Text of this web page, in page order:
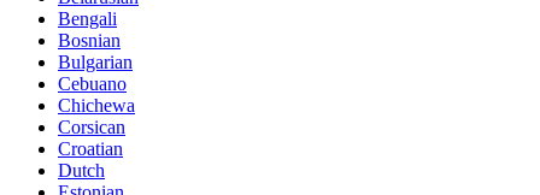
Bengali
Bosnian
Bulgarian
Cebuano
Chichewa
Corsican
Croatian
Dutch